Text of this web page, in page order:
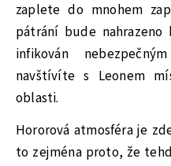
zaplete do mnohem
pátrání bude
infikován
navštívíte s Leonem
oblasti.
Hororová atmosféra je
to zejména proto, že